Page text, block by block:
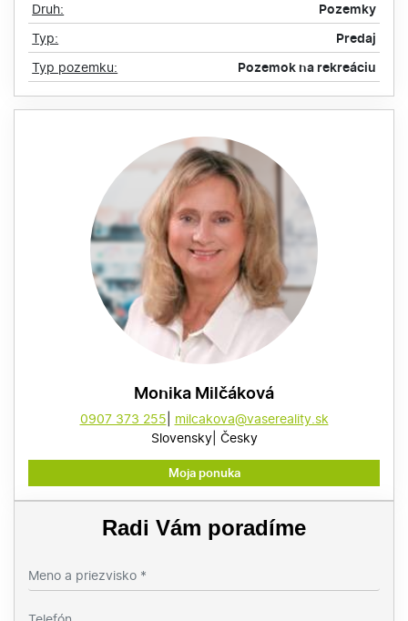
Druh:
Pozemky
Typ:
Predaj
Typ pozemku:
Pozemok na rekreáciu
Monika Milčáková
0907 373 255
milcakova@vasereality.sk
Slovensky Česky
Moja ponuka
Radi Vám poradíme